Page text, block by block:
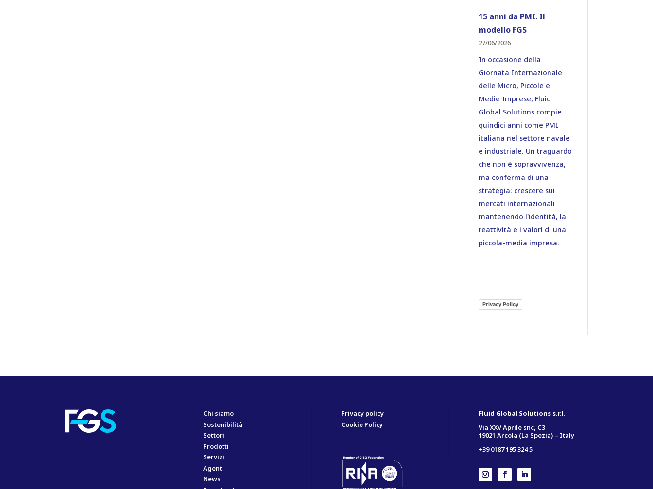
15 anni da PMI. Il
modello FGS
27/06/2026
In occasione della
Giornata Internazionale
delle Micro, Piccole e
Medie Imprese, Fluid
Global Solutions compie
quindici anni come PMI
italiana nel settore navale
e industriale. Un traguardo
che non è sopravvivenza,
ma conferma di una
strategia: crescere sui
mercati internazionali
mantenendo l'identità, la
reattività e i valori di una
piccola-media impresa.
Privacy Policy
Chi siamo
Sostenibilità
Settori
Prodotti
Servizi
Agenti
News
Privacy policy
Cookie Policy
Fluid Global Solutions s.r.l.
Via XXV Aprile snc, C3
19021 Arcola (La Spezia) – Italy
+39 0187 195 324 5